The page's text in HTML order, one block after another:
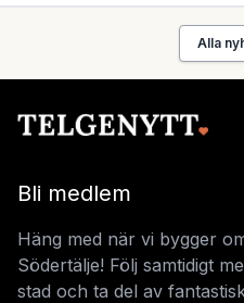
Alla
Bli medlem
Häng med när vi bygger
Södertälje! Följ samtidigt
stad och ta del av